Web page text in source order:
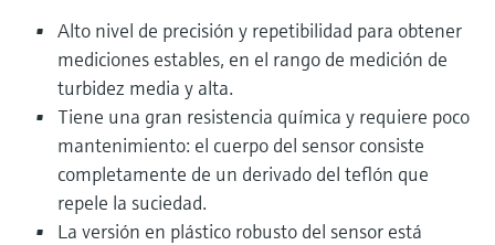
Alto nivel de precisión y repetibilidad para obtener
mediciones estables, en el rango de medición de
turbidez media y alta.
Tiene una gran resistencia química y requiere poco
mantenimiento: el cuerpo del sensor consiste
completamente de un derivado del teflón que
repele la suciedad.
La versión en plástico robusto del sensor está